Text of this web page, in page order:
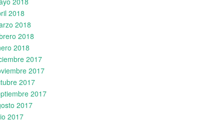
2018
2018
2018
2018
2017
2017
2017
2017
2017
2017